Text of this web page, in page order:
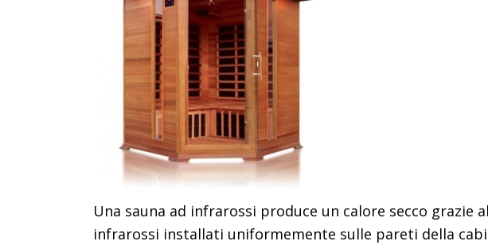
Una sauna ad infrarossi produce un calore secco grazie
infrarossi installati uniformemente sulle pareti della